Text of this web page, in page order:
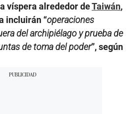
víspera alrededor deTaiwán,
incluirán “operaciones
del archipiélago y prueba de
de toma del poder”, según